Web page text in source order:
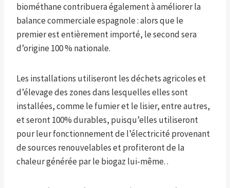
biométhane contribuera également à améliorer la
balance commerciale espagnole : alors que le
premier est entièrement importé, le second sera
d’origine 100 % nationale.
Les installations utiliseront les déchets agricoles et
d’élevage des zones dans lesquelles elles sont
installées, comme le fumier et le lisier, entre autres,
et seront 100% durables, puisqu’elles utiliseront
pour leur fonctionnement de l’électricité provenant
de sources renouvelables et profiteront de la
chaleur générée par le biogaz lui-même. .